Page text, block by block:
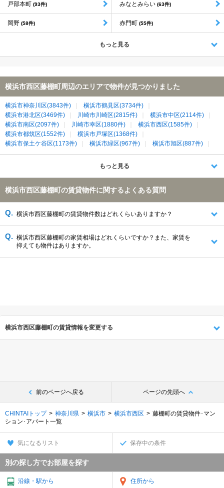
戸部本町 (93件) みなとみらい (63件)
岡野 (58件) 赤門町 (55件)
もっと見る
横浜市西区藤棚町周辺のエリアで物件が見つかりました
横浜市神奈川区(3843件)
横浜市鶴見区(3734件)
横浜市港北区(3469件)
川崎市川崎区(2815件)
横浜市中区(2114件)
横浜市南区(2097件)
川崎市幸区(1880件)
横浜市西区(1585件)
横浜市都筑区(1552件)
横浜市戸塚区(1368件)
横浜市保土ケ谷区(1173件)
横浜市緑区(967件)
横浜市旭区(887件)
横浜市磯子区(830件)
横浜市港南区(657件) 横浜市栄区(452件)
もっと見る
横浜市西区藤棚町の賃貸物件に関するよくある質問
横浜市西区藤棚町の賃貸物件数はどれくらいありますか？
横浜市西区藤棚町の家賃相場はどれくらいですか？また、家賃を
抑えても物件はありますか。
横浜市西区藤棚町の賃貸情報を変更する
前のページへ戻る ページの先頭へ
CHINTAIトップ 神奈川県 横浜市 横浜市西区
藤棚町の賃貸物件･マン
ション･アパート一覧
気になるリスト 保存中の条件
別の探し方でお部屋を探す
沿線・駅から 住所から